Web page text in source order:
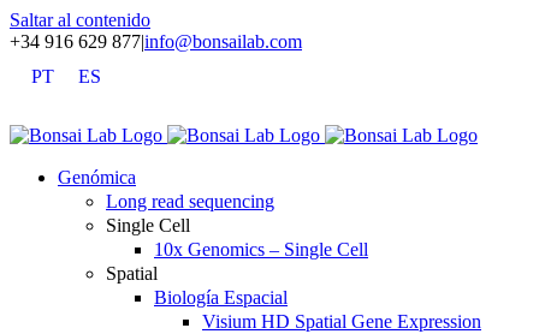
Saltar al contenido
+34 916 629 877|info@bonsailab.com
PT
ES
Genómica
Long read sequencing
Single Cell
10x Genomics – Single Cell
Spatial
Biología Espacial
Visium HD Spatial Gene Expression